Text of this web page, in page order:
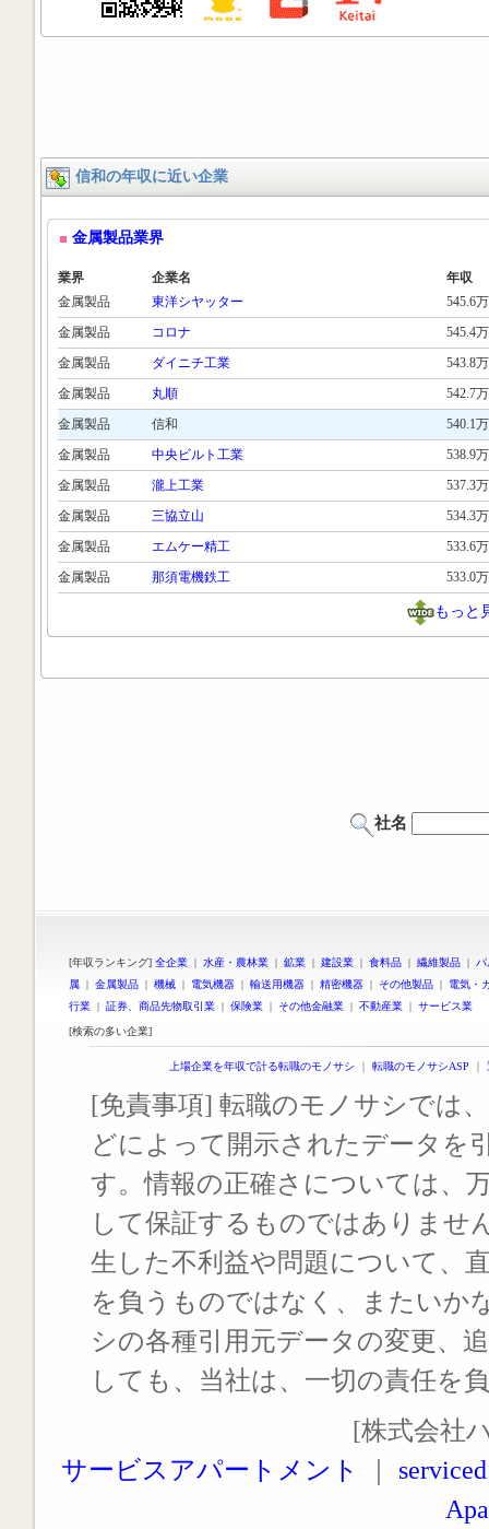
信和の年収に近い企業
金属製品業界
業界 企業名
年収
金属製品
東洋シヤッター
545.6万
金属製品
コロナ
545.4万
金属製品
ダイニチ工業
543.8万
金属製品
丸順
542.7万
金属製品
信和
540.1万
金属製品
中央ビルト工業
538.9万
金属製品
瀧上工業
537.3万
金属製品
三協立山
534.3万
金属製品
エムケー精工
533.6万
金属製品
那須電機鉄工 533.0万
もっと
社名
[年収ランキング] 全企業 | 水産・農林業 | 鉱業 | 建設業 | 食料品 | 繊維製品 |
属 | 金属製品 | 機械 | 電気機器 | 輸送用機器 | 精密機器 | その他製品 | 電気・
行業 | 証券、商品先物取引業 | 保険業 | その他金融業 | 不動産業 | サービス業
[検索の多い企業]
上場企業を年収で計る転職のモノサシ ｜ 転職のモノサシASP ｜
[免責事項] 転職のモノサシでは
どによって開示されたデータを
す。情報の正確さについては、
して保証するものではありませ
生した不利益や問題について、
を負うものではなく、またいか
シの各種引用元データの変更、
しても、当社は、一切の責任を
[株式会社
サービスアパートメント